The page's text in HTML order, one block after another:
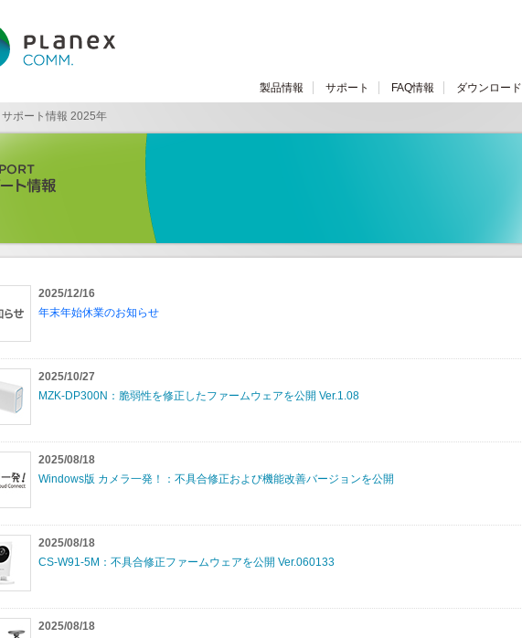
製品情報 サポート FAQ情報 ダウンロード
│サポート情報 2025年
2025/12/16
年末年始休業のお知らせ
2025/10/27
MZK-DP300N：脆弱性を修正したファームウェアを公開 Ver.1.08
2025/08/18
Windows版 カメラ一発！：不具合修正および機能改善バージョンを公開
2025/08/18
CS-W91-5M：不具合修正ファームウェアを公開 Ver.060133
2025/08/18